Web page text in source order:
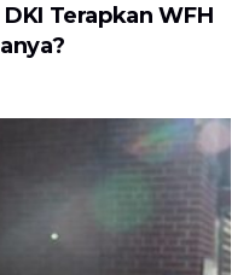
Terapkan WFH